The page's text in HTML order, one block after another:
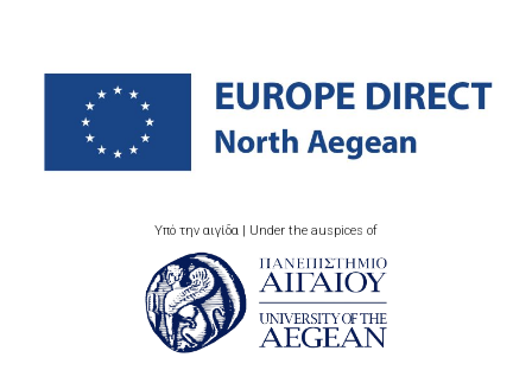
Υπό την αιγίδα | Under the auspices of